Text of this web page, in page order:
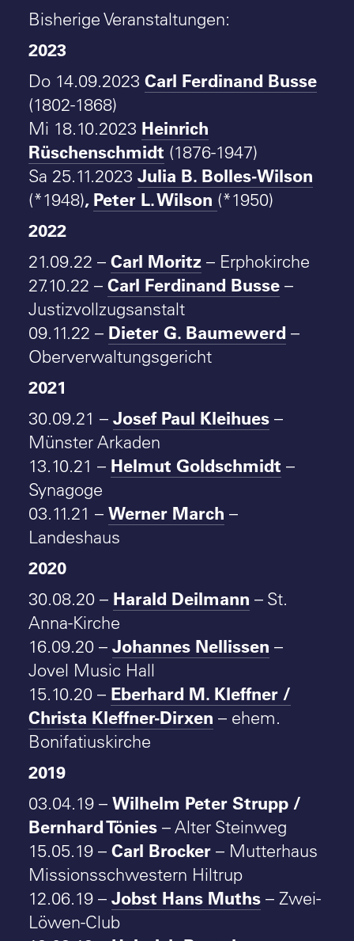
Bisherige Veranstaltungen:
2023
Do 14.09.2023 Carl Ferdinand Busse
(1802-1868)
Mi 18.10.2023 Heinrich
Rüschenschmidt (1876-1947)
Sa 25.11.2023 Julia B. Bolles-Wilson
(*1948), Peter L. Wilson (*1950)
2022
21.09.22 – Carl Moritz – Erphokirche
27.10.22 – Carl Ferdinand Busse –
Justizvollzugsanstalt
09.11.22 – Dieter G. Baumewerd –
Oberverwaltungsgericht
2021
30.09.21 – Josef Paul Kleihues –
Münster Arkaden
13.10.21 – Helmut Goldschmidt –
Synagoge
03.11.21 – Werner March –
Landeshaus
2020
30.08.20 – Harald Deilmann – St.
Anna-Kirche
16.09.20 – Johannes Nellissen –
Jovel Music Hall
15.10.20 – Eberhard M. Kleffner /
Christa Kleffner-Dirxen – ehem.
Bonifatiuskirche
2019
03.04.19 – Wilhelm Peter Strupp /
Bernhard Tönies – Alter Steinweg
15.05.19 – Carl Brocker – Mutterhaus
Missionsschwestern Hiltrup
12.06.19 – Jobst Hans Muths – Zwei-
Löwen-Club